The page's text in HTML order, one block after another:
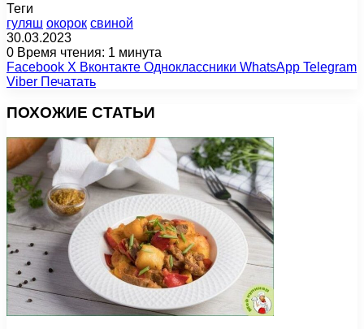
Теги
гуляш окорок свиной
30.03.2023
0 Время чтения: 1 минута
Facebook X Вконтакте Одноклассники WhatsApp Telegram
Viber Печатать
ПОХОЖИЕ СТАТЬИ